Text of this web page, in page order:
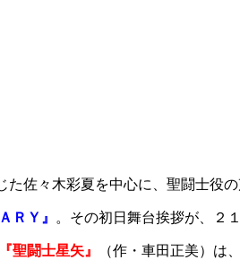
た佐々木彩夏を中心に、聖闘士役
Ｙ』 。その初日舞台挨拶が、２
『聖闘士星矢』
（作・車田正美）は